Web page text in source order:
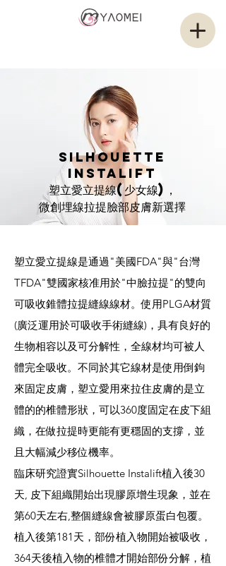
Silhouette
Instalift
塑立愛立提線(少女線)，
微創埋線拉提臉部皮膚新選擇
塑立愛立提線是通過"美國FDA"與"台灣
TFDA"雙國家核准用於"中臉拉提"的雙向
可吸收錐體拉提縫線線材。使用PLGA材質
(廣泛運用於可吸收手術縫線)，具有良好的
生物相容以及可分解性，全線材均可被人
體完全吸收。不同於其它線材是使用倒鉤
來固定皮膚，塑立愛用來拉住皮膚的是立
體的的椎體形狀，可以360度固定在皮下組
織，在做拉提時更能有更穩固的支撐，並
且大幅減少移位機率。
臨床研究證實Silhouette Instalift植入後30
天, 皮下組織開始出現膠原增生現象，並在
第60天左右,整個縫線會被膠原蛋白包覆。
植入後第181天，部份植入物開始被吸收，
364天後植入物的椎體才開始部份分解，植